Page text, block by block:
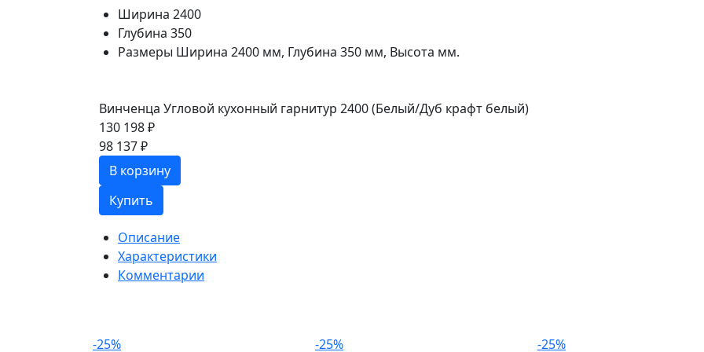
Ширина 2400
Глубина 350
Размеры Ширина 2400 мм, Глубина 350 мм, Высота мм.
Винченца Угловой кухонный гарнитур 2400 (Белый/Дуб крафт белый)
130 198 ₽
98 137 ₽
В корзину
Купить
Описание
Характеристики
Комментарии
-25% -25% -25%